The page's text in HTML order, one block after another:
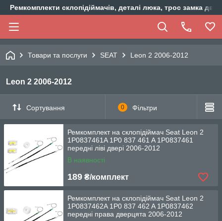
Ремкомплекти склопідіймачів, деталі люка, трос замка
Товари та послуги SEAT Leon 2 2006-2012
Leon 2 2006-2012
Сортування 0 Фільтри
Ремкомплект на склопідіймач Seat Leon 2
1P0837461A 1P0 837 461 A 1P0837461
передні ліві двері 2006-2012
В наявності
189 ₴/комплект
Ремкомплект на склопідіймач Seat Leon 2
1P0837462A 1P0 837 462 A 1P0837462
передні права дверцята 2006-2012